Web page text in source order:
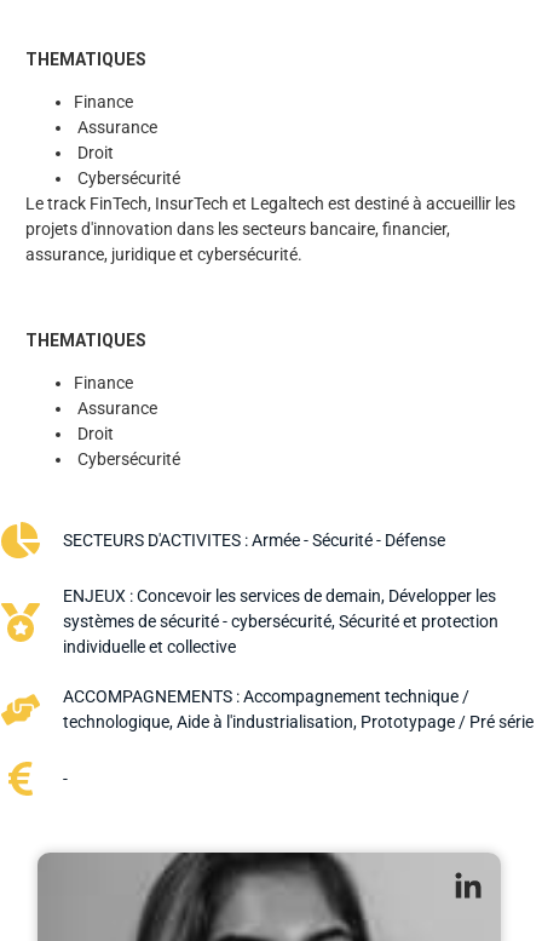
THEMATIQUES
Finance
Assurance
Droit
Cybersécurité
Le track FinTech, InsurTech et Legaltech est destiné à accueillir les
projets d'innovation dans les secteurs bancaire, financier,
assurance, juridique et cybersécurité.
THEMATIQUES
Finance
Assurance
Droit
Cybersécurité
SECTEURS D'ACTIVITES :Armée - Sécurité - Défense
ENJEUX :Concevoir les services de demain, Développer les
systèmes de sécurité - cybersécurité,Sécurité et protection
individuelle et collective
ACCOMPAGNEMENTS :Accompagnement technique /
technologique,Aide à l'industrialisation, Prototypage / Pré série
-